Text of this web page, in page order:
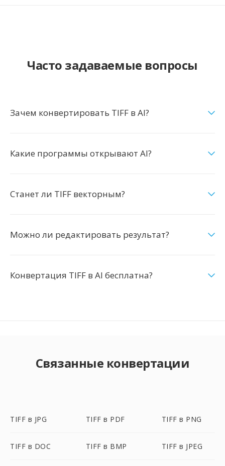
Часто задаваемые вопросы
Зачем конвертировать TIFF в AI?
Какие программы открывают AI?
Станет ли TIFF векторным?
Можно ли редактировать результат?
Конвертация TIFF в AI бесплатна?
Связанные конвертации
TIFF в JPG TIFF в PDF TIFF в PNG
TIFF в DOC TIFF в BMP TIFF в JPEG